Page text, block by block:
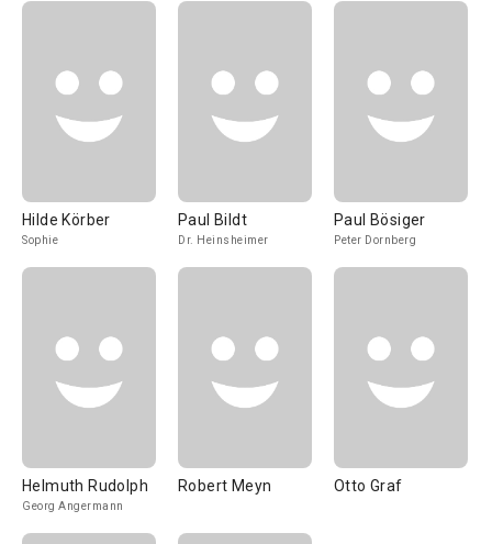
Hilde Körber
Sophie
Paul Bildt
Dr. Heinsheimer
Paul Bösiger
Peter Dornberg
Helmuth Rudolph
Georg Angermann
Robert Meyn Otto Graf